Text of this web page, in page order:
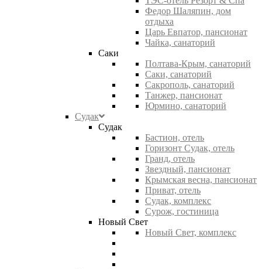
Федор Шаляпин, дом
отдыха
Царь Евпатор, пансионат
Чайка, санаторий
Саки
Полтава-Крым, санаторий
Саки, санаторий
Сакрополь, санаторий
Танжер, пансионат
Юрмино, санаторий
Судак
Судак
Бастион, отель
Горизонт Судак, отель
Гранд, отель
Звездный, пансионат
Крымская весна, пансионат
Приват, отель
Судак, комплекс
Сурож, гостиница
Новый Свет
Новый Свет, комплекс